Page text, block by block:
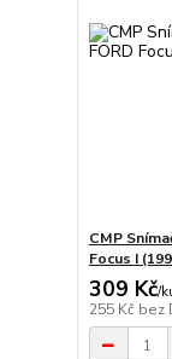
CMP
Focus I
309 Kč/
255 Kč bez